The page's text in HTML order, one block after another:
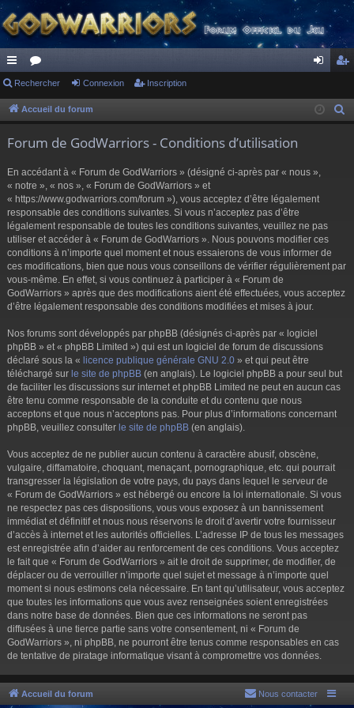
ac
co
s
or
u ne cri
Rechercher Connexion Inscription
Accueil du forum
Forum de GodWarriors - Conditions d’utilisation
En accédant à « Forum de GodWarriors » (désigné ci-après par « nous »,
« notre », « nos », « Forum de GodWarriors » et
« https://www.godwarriors.com/forum »), vous acceptez d’être légalement
responsable des conditions suivantes. Si vous n’acceptez pas d’être
légalement responsable de toutes les conditions suivantes, veuillez ne pas
utiliser et accéder à « Forum de GodWarriors ». Nous pouvons modifier ces
conditions à n’importe quel moment et nous essaierons de vous informer de
ces modifications, bien que nous vous conseillons de vérifier régulièrement par
vous-même. En effet, si vous continuez à participer à « Forum de
GodWarriors » après que des modifications aient été effectuées, vous acceptez
d’être légalement responsable des conditions modifiées et mises à jour.
Nos forums sont développés par phpBB (désignés ci-après par « logiciel
phpBB » et « phpBB Limited ») qui est un logiciel de forum de discussions
déclaré sous la « licence publique générale GNU 2.0 » et qui peut être
téléchargé sur le site de phpBB (en anglais). Le logiciel phpBB a pour seul but
de faciliter les discussions sur internet et phpBB Limited ne peut en aucun cas
être tenu comme responsable de la conduite et du contenu que nous
acceptons et que nous n’acceptons pas. Pour plus d’informations concernant
phpBB, veuillez consulter le site de phpBB (en anglais).
Vous acceptez de ne publier aucun contenu à caractère abusif, obscène,
vulgaire, diffamatoire, choquant, menaçant, pornographique, etc. qui pourrait
transgresser la législation de votre pays, du pays dans lequel le serveur de
« Forum de GodWarriors » est hébergé ou encore la loi internationale. Si vous
ne respectez pas ces dispositions, vous vous exposez à un bannissement
immédiat et définitif et nous nous réservons le droit d’avertir votre fournisseur
d’accès à internet et les autorités officielles. L’adresse IP de tous les messages
est enregistrée afin d’aider au renforcement de ces conditions. Vous acceptez
le fait que « Forum de GodWarriors » ait le droit de supprimer, de modifier, de
déplacer ou de verrouiller n’importe quel sujet et message à n’importe quel
moment si nous estimons cela nécessaire. En tant qu’utilisateur, vous acceptez
que toutes les informations que vous avez renseignées soient enregistrées
dans notre base de données. Bien que ces informations ne seront pas
diffusées à une tierce partie sans votre consentement, ni « Forum de
GodWarriors », ni phpBB, ne pourront être tenus comme responsables en cas
de tentative de piratage informatique visant à compromettre vos données.
Accueil du forum Nous contacter